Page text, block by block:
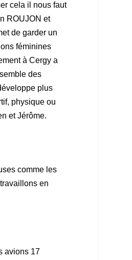
cela il nous faut
ROUJON et
de garder un
féminines
à Cergy a
des
plus
physique ou
et Jérôme.
comme les
en
avions 17